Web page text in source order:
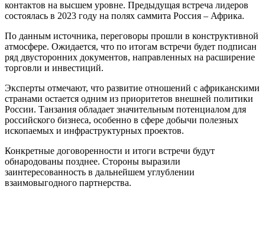
контактов на высшем уровне. Предыдущая встреча лидеров
состоялась в 2023 году на полях саммита Россия – Африка.
По данным источника, переговоры прошли в конструктивной
атмосфере. Ожидается, что по итогам встречи будет подписан
ряд двусторонних документов, направленных на расширение
торговли и инвестиций.
Эксперты отмечают, что развитие отношений с африканскими
странами остается одним из приоритетов внешней политики
России. Танзания обладает значительным потенциалом для
российского бизнеса, особенно в сфере добычи полезных
ископаемых и инфраструктурных проектов.
Конкретные договоренности и итоги встречи будут
обнародованы позднее. Стороны выразили
заинтересованность в дальнейшем углублении
взаимовыгодного партнерства.